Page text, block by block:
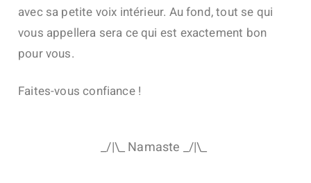
avec sa petite voix intérieur. Au fond, tout se qui
vous appellera sera ce qui est exactement bon
pour vous.
Faites-vous confiance !
_/|\_ Namaste _/|\_